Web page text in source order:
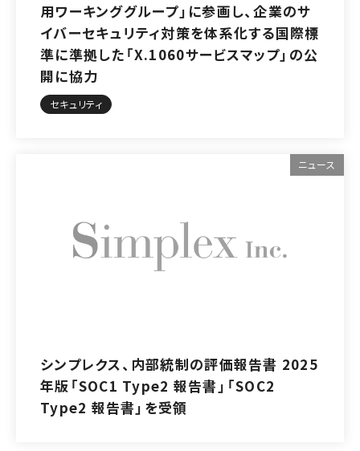
用ワーキンググループ」に参画し、企業のサ
イバーセキュリティ対策を体系化する国際標
準に準拠した「X.1060サービスマップ」の公
開に協力
セキュリティ
ニュース
シンプレクス、内部統制の評価報告書 2025
年版「SOC1 Type2 報告書」「SOC2
Type2 報告書」を受領